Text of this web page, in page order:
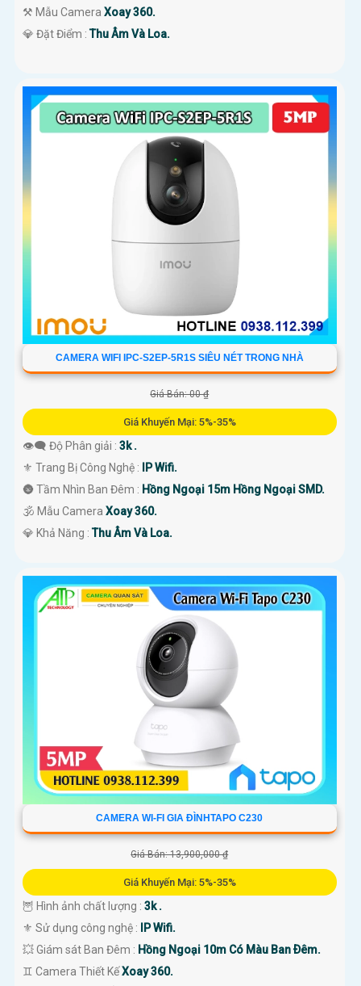
⚒ Mẫu Camera Xoay 360.
️💎 Đặt Điểm :Thu Âm Và Loa.
CAMERA WIFI IPC-S2EP-5R1S SIÊU NÉT TRONG NHÀ
Giá Bán: 00 ₫
Giá Khuyến Mại: 5%-35%
👁️‍🗨 Độ Phân giải : 3k .
⚜️ Trang Bị Công Nghệ : IP Wifi.
🌚 Tầm Nhìn Ban Đêm : Hồng Ngoại 15m Hồng Ngoại SMD.
🕉️ Mẫu Camera Xoay 360.
️💎 Khả Năng :Thu Âm Và Loa.
CAMERA WI-FI GIA ĐÌNHTAPO C230
Giá Bán: 13,900,000 ₫
Giá Khuyến Mại: 5%-35%
🦉 Hình ảnh chất lượng : 3k .
⚜️ Sử dụng công nghệ :
IP Wifi.
💥 Giám sát Ban Đêm : Hồng Ngoại 10m Có Màu Ban Ðêm.
♊ Camera Thiết KếXoay 360.